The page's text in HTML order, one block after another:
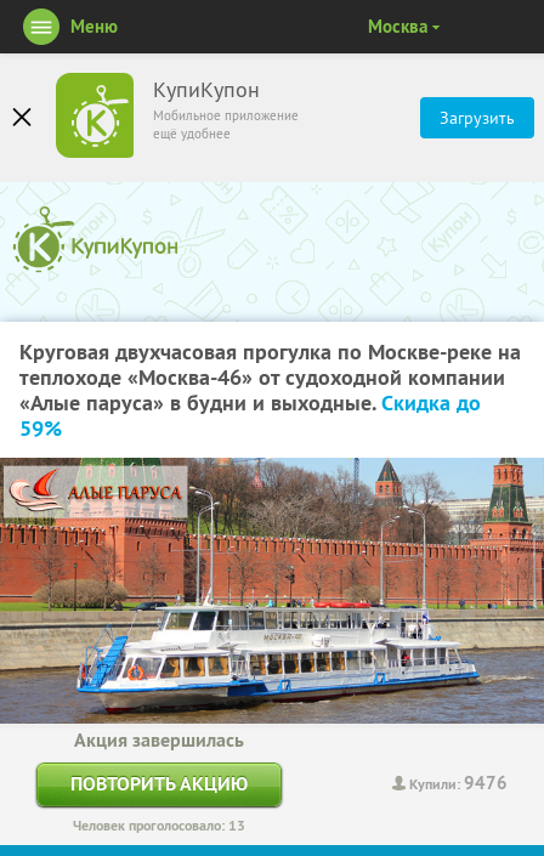
КупиКупон
Мобильное приложение
ещё удобнее
Загрузить
Меню Москва
Круговая двухчасовая прогулка по Москве-реке на
теплоходе «Москва-46» от судоходной компании
«Алые паруса» в будни и выходные.Скидка до
59%
Купили:9476
Акция завершилась
ПОВТОРИТЬ АКЦИЮ
Человек проголосовало: 13